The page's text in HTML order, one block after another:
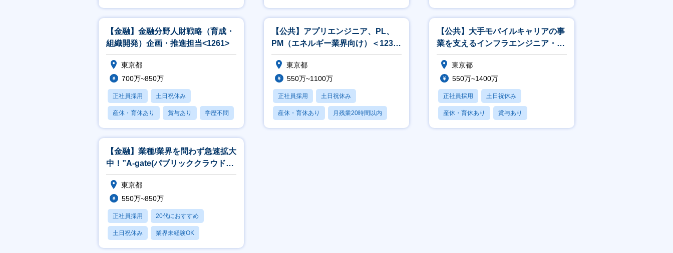
産休・育休あり 産休・育休あり 賞与あり
【金融】金融分野人財戦略（育成・
組織開発）企画・推進担当<1261>
東京都
700万~850万
正社員採用 土日祝休み
産休・育休あり 賞与あり 学歴不問
【公共】アプリエンジニア、PL、
PM（エネルギー業界向け）＜1238
＞
東京都
550万~1100万
正社員採用 土日祝休み
産休・育休あり 月残業20時間以内
賞与あり
【公共】大手モバイルキャリアの事
業を支えるインフラエンジニア・イ
ンフラアーキテクト<188>
東京都
550万~1400万
正社員採用 土日祝休み
産休・育休あり 賞与あり
フレックス
【金融】業種/業界を問わず急速拡大
中！”A-gate(パブリッククラウド活
用ソリューション)”の企画
東京都
550万~850万
正社員採用 20代におすすめ
土日祝休み 業界未経験OK
産休・育休あり